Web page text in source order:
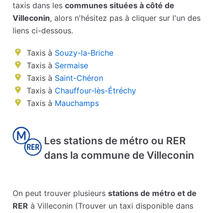
taxis dans lescommunes situées à côté de
Villeconin, alors n'hésitez pas à cliquer sur l'un des
liens ci-dessous.
Taxis à Souzy-la-Briche
Taxis à Sermaise
Taxis à Saint-Chéron
Taxis à Chauffour-lès-Étréchy
Taxis à Mauchamps
Les stations de métro ou RER
dans la commune de Villeconin
On peut trouver plusieursstations de métro et de
RER à Villeconin (Trouver un taxi disponible dans